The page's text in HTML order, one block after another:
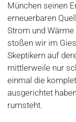
München seinen
erneuerbaren
Strom und
stoßen wir im
Skeptikern auf
mittlerweile nur
einmal die
ausgerichtet
rumsteht.